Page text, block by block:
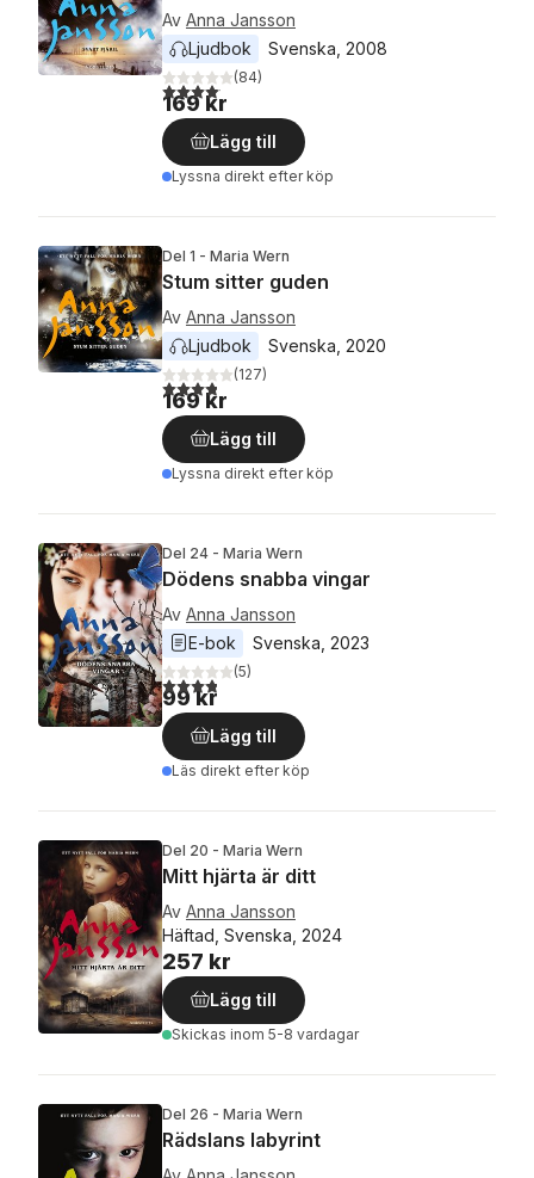
Av Anna Jansson
Ljudbok
Svenska 2008
4,1utav 5 stjärnor. Totalt antal röster:
(84)
169 kr
Lägg till
Lyssna direkt efter köp
Del 1 - Maria Wern
Stum sitter guden
Av Anna Jansson
Ljudbok
Svenska 2020
3,8utav 5 stjärnor. Totalt antal röster:
(127)
169 kr
Lägg till
Lyssna direkt efter köp
Del 24 - Maria Wern
Dödens snabba vingar
Av Anna Jansson
E-bok
Svenska 2023
3,8utav 5 stjärnor. Totalt antal röster:
(5)
99 kr
Lägg till
Läs direkt efter köp
Del 20 - Maria Wern
Mitt hjärta är ditt
Av Anna Jansson
Häftad, Svenska, 2024
257 kr
Lägg till
Skickas inom 5-8 vardagar
Del 26 - Maria Wern
Rädslans labyrint